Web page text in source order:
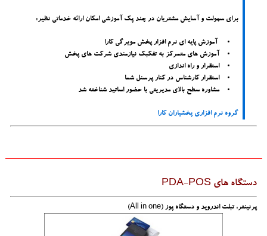
برای سهولت و آسایش مشتریان در چند پک آموزشی امکان ارائه خدماتی نظیر:
آموزش پایه ای نرم افزار پخش مویرگی کارا
آموزش های متمرکز به تفکبک نیازمندی شرکت های پخش
استقرار و راه اندازی
استقرار کارشناس در کنار پرسنل شما
مشاوره سطح بالای مدیریتی با حضور اساتید شناخته شد
گروه نرم افزاری پخشیاران کارا
دستگاه های PDA-POS
پرنینتر، تبلت اندروید و دستگاه پوز (All in one)